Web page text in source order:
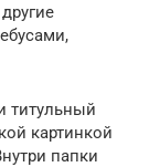
титульный
картинкой
папки